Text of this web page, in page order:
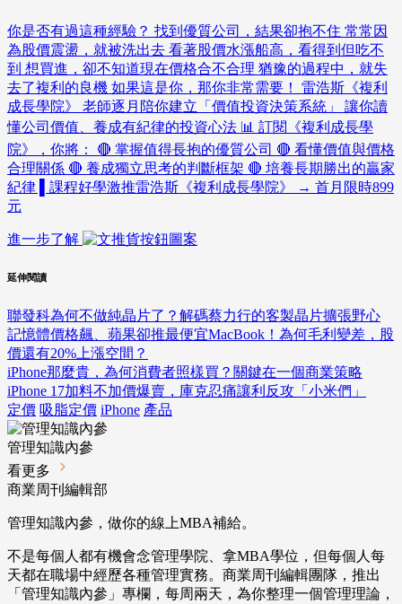
你是否有過這種經驗？ 找到優質公司，結果卻抱不住 常常因
為股價震盪，就被洗出去 看著股價水漲船高，看得到但吃不
到 想買進，卻不知道現在價格合不合理 猶豫的過程中，就失
去了複利的良機 如果這是你，那你非常需要！ 雷浩斯《複利
成長學院》 老師逐月陪你建立「價值投資決策系統」 讓你讀
懂公司價值、養成有紀律的投資心法 📊 訂閱《複利成長學
院》，你將： 🔴 掌握值得長抱的優質公司 🔴 看懂價值與價格
合理關係 🔴 養成獨立思考的判斷框架 🔴 培養長期勝出的贏家
紀律 ▌課程好學激推雷浩斯《複利成長學院》 → 首月限時899
元
進一步了解
延伸閱讀
聯發科為何不做純晶片了？解碼蔡力行的客製晶片擴張野心
記憶體價格飆、蘋果卻推最便宜MacBook！為何毛利變差，股
價還有20%上漲空間？
iPhone那麼貴，為何消費者照樣買？關鍵在一個商業策略
iPhone 17加料不加價爆賣，庫克忍痛讓利反攻「小米們」
定價 吸脂定價 iPhone 產品
管理知識內參
看更多
商業周刊編輯部
管理知識內參，做你的線上MBA補給。
不是每個人都有機會念管理學院、拿MBA學位，但每個人每
天都在職場中經歷各種管理實務。商業周刊編輯團隊，推出
「管理知識內參」專欄，每周兩天，為你整理一個管理理論，